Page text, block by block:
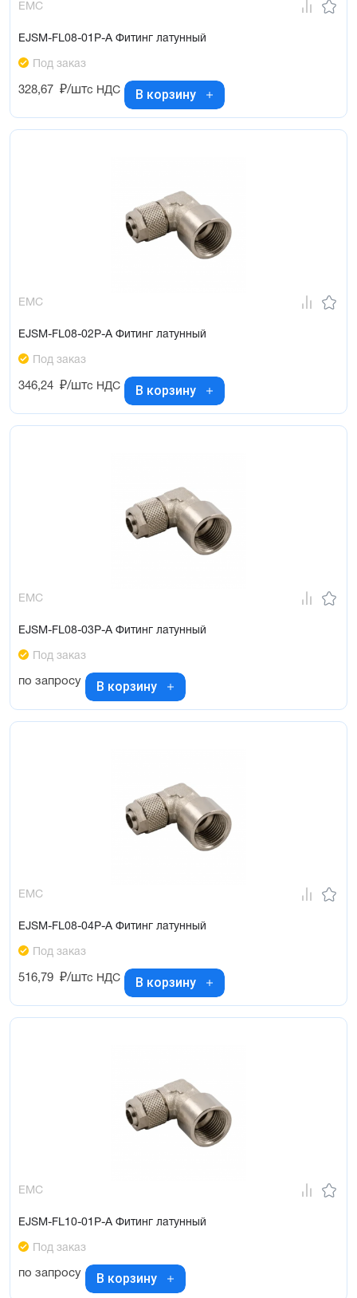
EMC
EJSM-FL08-01P-A Фитинг латунный
Под заказ
328,67 ₽/штс НДС В корзину
EMC
EJSM-FL08-02P-A Фитинг латунный
Под заказ
346,24 ₽/штс НДС В корзину
EMC
EJSM-FL08-03P-A Фитинг латунный
Под заказ
по запросу В корзину
EMC
EJSM-FL08-04P-A Фитинг латунный
Под заказ
516,79 ₽/штс НДС В корзину
EMC
EJSM-FL10-01P-A Фитинг латунный
Под заказ
по запросу В корзину